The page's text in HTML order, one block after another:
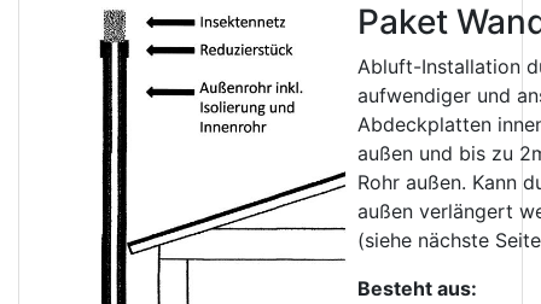
Paket
Abluft-Installation
aufwendiger und
Abdeckplatten
außen und bis zu
Rohr außen. Kann
außen verlängert
(siehe nächste
Besteht aus: